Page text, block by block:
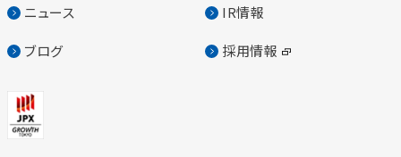
ニュース IR情報
ブログ 採用情報